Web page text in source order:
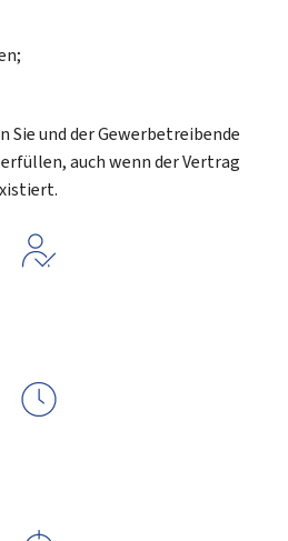
Sie und der Gewerbetreibende
auch wenn der Vertrag